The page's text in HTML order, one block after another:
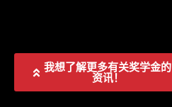
我想了解更多有关奖学金的
资讯！